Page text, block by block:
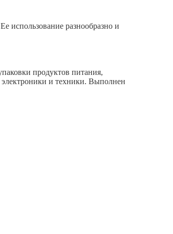
использование разнообразно и
продуктов питания,
электроники и техники. Выполнен